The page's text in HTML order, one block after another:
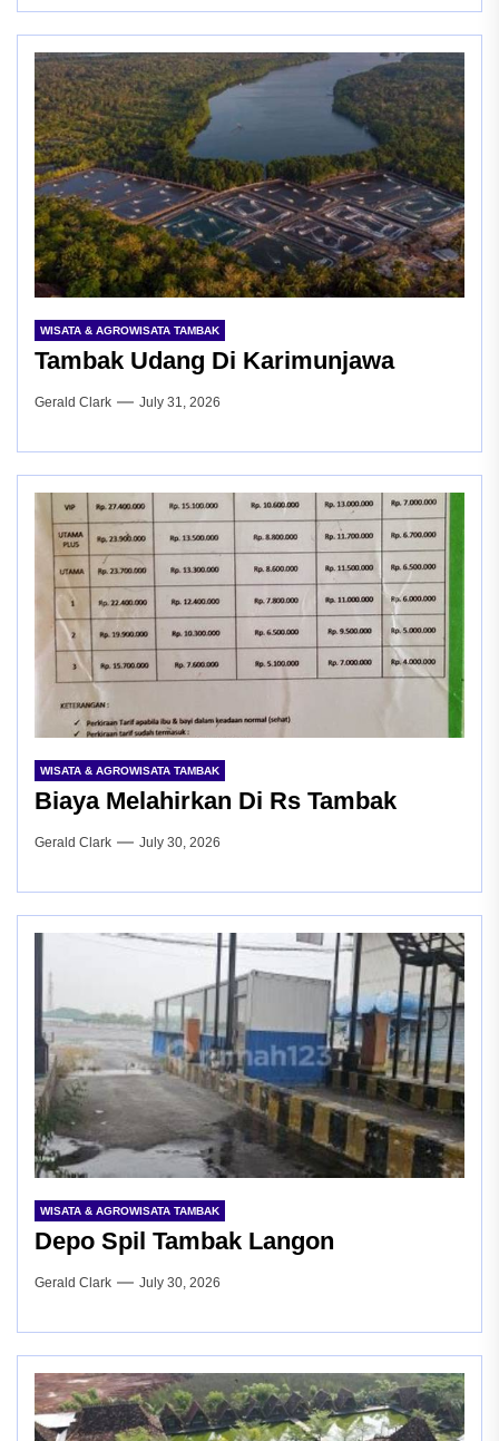
WISATA & AGROWISATA TAMBAK
Tambak Udang Di Karimunjawa
Gerald Clark July 31, 2026
WISATA & AGROWISATA TAMBAK
Biaya Melahirkan Di Rs Tambak
Gerald Clark July 30, 2026
WISATA & AGROWISATA TAMBAK
Depo Spil Tambak Langon
Gerald Clark July 30, 2026